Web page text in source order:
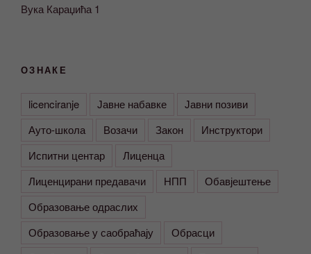
Вука Караџића 1
ОЗНАКЕ
licenciranje Јавне набавке
Јавни позиви
Ауто-школа
Возачи Закон
Инструктори
Испитни центар
Лиценца
Лиценцирани предавачи
НПП
Обавјештење
Образовање одраслих
Образовање у саобраћају
Обрасци